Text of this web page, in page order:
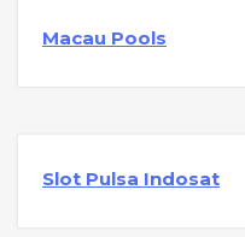
Macau Pools
Slot Pulsa Indosat